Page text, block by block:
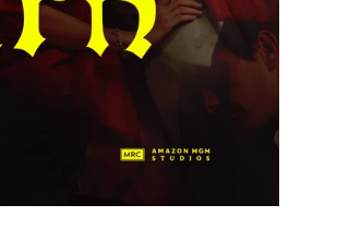
Gainsbourg, toute une vie :
documentaire plus Ginsburg que
Gainsbarre à ne pas manquer sur